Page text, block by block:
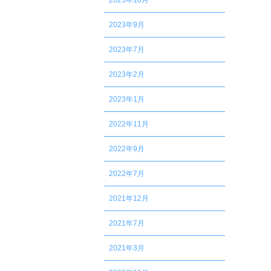
2023年9月
2023年7月
2023年2月
2023年1月
2022年11月
2022年9月
2022年7月
2021年12月
2021年7月
2021年3月